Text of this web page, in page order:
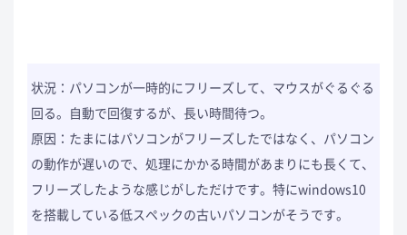
状況：パソコンが一時的にフリーズして、マウスがぐるぐる
回る。自動で回復するが、長い時間待つ。
原因：たまにはパソコンがフリーズしたではなく、パソコン
の動作が遅いので、処理にかかる時間があまりにも長くて、
フリーズしたような感じがしただけです。特にwindows10
を搭載している低スペックの古いパソコンがそうです。